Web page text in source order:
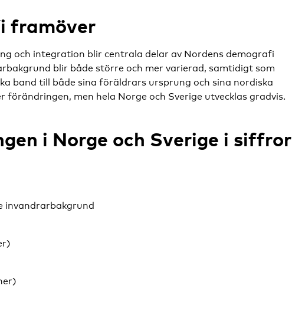
framöver
och integration blir centrala delar av Nordens demografi
blir både större och mer varierad, samtidigt som
band till både sina föräldrars ursprung och sina nordiska
men hela Norge och Sverige utvecklas gradvis.
i Norge och Sverige i siffror
invandrarbakgrund